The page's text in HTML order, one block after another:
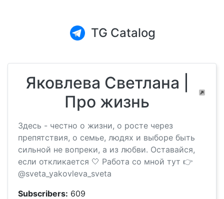
TG Catalog
Яковлева Светлана |
Про жизнь
Здесь - честно о жизни, о росте через
препятствия, о семье, людях и выборе быть
сильной не вопреки, а из любви. Оставайся,
если откликается 🤍 Работа со мной тут 👉
@sveta_yakovleva_sveta
Subscribers: 609